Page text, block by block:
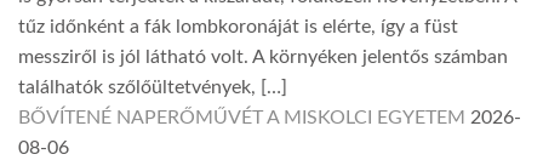
tűz időnként a fák lombkoronáját is elérte, így a füst
messziről is jól látható volt. A környéken jelentős számban
találhatók szőlőültetvények, […]
BŐVÍTENÉ NAPERŐMŰVÉT A MISKOLCI EGYETEM 2026-
08-06